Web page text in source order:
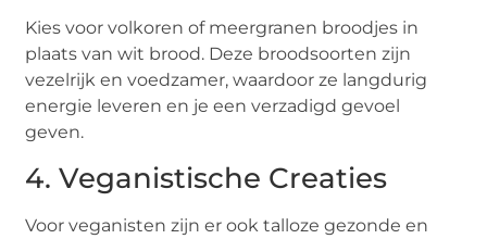
Kies voor volkoren of meergranen broodjes in
plaats van wit brood. Deze broodsoorten zijn
vezelrijk en voedzamer, waardoor ze langdurig
energie leveren en je een verzadigd gevoel
geven.
4. Veganistische Creaties
Voor veganisten zijn er ook talloze gezonde en